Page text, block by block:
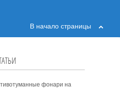
В начало страницы
фонари на